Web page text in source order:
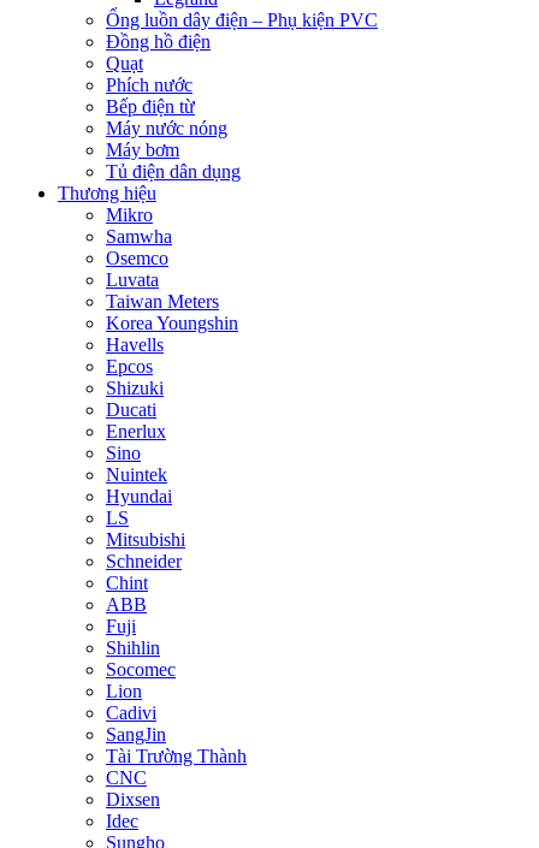
Ống luồn dây điện – Phụ kiện PVC
Đồng hồ điện
Quạt
Phích nước
Bếp điện từ
Máy nước nóng
Máy bơm
Tủ điện dân dụng
Thương hiệu
Mikro
Samwha
Osemco
Luvata
Taiwan Meters
Korea Youngshin
Havells
Epcos
Shizuki
Ducati
Enerlux
Sino
Nuintek
Hyundai
LS
Mitsubishi
Schneider
Chint
ABB
Fuji
Shihlin
Socomec
Lion
Cadivi
SangJin
Tài Trường Thành
CNC
Dixsen
Idec
Sungho